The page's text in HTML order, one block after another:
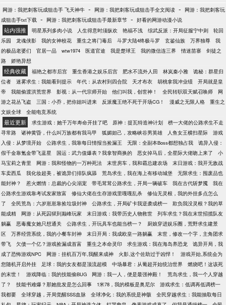
网游：我把刺客玩成狙击手 飞天神牛 - 网游：我把刺客玩成狙击手全文阅读 -
网游：我把刺客玩
成狙击手txt下载 - 网游：我把刺客玩成狙击手最新章节 - 好看的网游动漫小说
站内强推 明星系列多肉小说 人生得意时须纵欢 艳福不浅 综武反派：开局征服宁中则
轮回
乐园
龙魂侠影 我的女神校花 重生之将门毒后 斗罗大陆4终极斗罗 玄鉴仙族 万界独尊
我
的极品老婆们
官居一品 wtw1974 医道官途 我是楚球王 我的微信连三界 情迷苗寨
剑徒之
路
娇艳异想
经典收藏 福艳之都市后宫 重生香港之娱乐后宫 肥水不流外人田 林岚秦小雅
诡秘：群星归
位者
迷雾求生：我能看到提示 年代：从农村到四合院 天才布衣 胡桃拿我冲业绩
开局就是皇
帝
我能偷渡洪荒世界 影视：从一代宗师开始 他们叫我，创世神！ 全民转职双天赋召唤师
网
游之花丛飞盗
三国：小乔，把你姐叫进来 反派魔王绝不死于开场CG！ 漫威之无限人格
重生之
文娱全球
全能电竞系统
最近更新 求生游戏：她千万年寿命开挂了吧 原神：提瓦特造神计划
榜一大佬的公路求生不走
寻常路
诸神黄昏，什么叫万族都有我马甲 狐媚妲己，攻略峡谷男英雄 人鱼女王横扫星际
游戏
入侵：从梦境开始
公路求生，我靠每日情报当捡漏王 无限：全副本Boss都想独占我
诡异入侵：
假千金靠氪金带飞蓝星
国运：武力值爆表？我拿智商换的 恶女掉马后，全星际大佬吻上来了
小
马宝莉之青里
网游：我和怪物的一万种死法 末世房车，我和霸总建农场
末日游戏：我开无敌战
车卖西瓜
我化妆超美，被诡异们排队疯舔 荒岛求生，我在海上有移动城堡
无限求生：囤废品也
能封神？
惹火燃情：总裁的心尖溺宠 带毛茸茸公路求生，开局一辆破车 我在古代斩梦魇
我在
公路求生游戏靠考试发家致富
修仙大佬在生存游戏里嘎嘎乱杀
修仙无灵根，我的外挂多点怎么
了
全民荒岛：六岁崽崽靠捡垃圾封神 公路求生，开局矿卡我逆袭成榜一
欺负我没灵根？我的草
能成精
网游：从死囚狱到巅峰玩家 末日游戏：我带历史人物救世
列车求生？我在末世招揽队友
躺赢
恶毒魔女她只想通关 公路求生，开玩具车也能当榜一？
厨娘穿进娱乐圈，荒野求生建景
区
万界经营系统，我的小餐车封神 末日开局：我成欧皇一路躺赢
末世，修改一个字，主角团求
带飞
欠债一个亿？游戏捡漏成首富 重生之本命灵印 求生游戏：我在海岛养恐龙
诡异开局，我
成了恐怖游戏NPC
网游：挂机百万年,我醒来成神 火影,这个佐助过于凶悍！
游戏开始,系统会为
您随机开启外挂
足球：我的女友都是顶流超模 中场暴君：从葡超开始统治世界
燃烧吧！这该死
的末世！
游戏降临：我的技能偷BUG 网游：我一人，便是最强神殿！
荒岛求生，我一个人穿越
了？
技能书难爆？那她批发是怎么回事 1米78，我的模板是奥尼尔
游戏求生：低调再低调榜一
我都要
全球穿越，开局觉醒SSS血脉 全球净化：我的系统是神骸
全民穿越求生：我能抽取每日